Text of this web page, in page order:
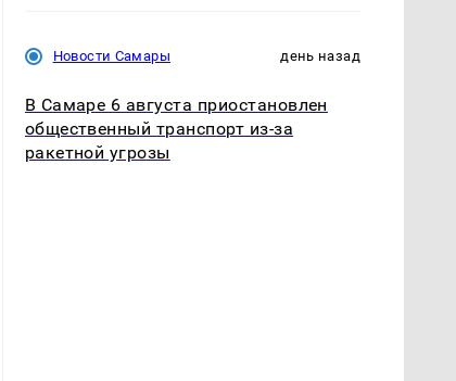
Новости Самары день назад
В Самаре 6 августа приостановлен
общественный транспорт из-за
ракетной угрозы